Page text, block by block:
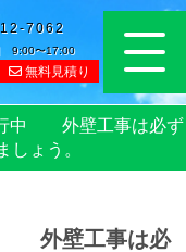
7062
9:00〜17:00
無料見積り
行中 外壁工事は必ず
しょう。
外壁工事は必